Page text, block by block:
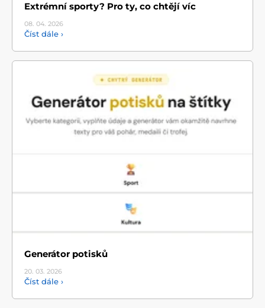
Extrémní sporty? Pro ty, co chtějí víc
08. 04. 2026
Číst dále ›
Generátor potisků
20. 03. 2026
Číst dále ›